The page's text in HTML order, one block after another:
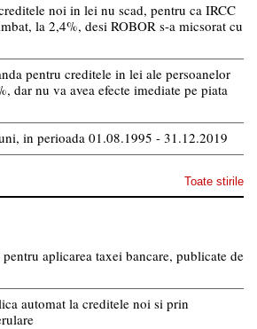
noi in lei nu scad, pentru ca IRCC
la 2,4%, desi ROBOR s-a micsorat cu
pentru creditele in lei ale persoanelor
dar nu va avea efecte imediate pe piata
in perioada 01.08.1995 - 31.12.2019
Toate stirile
aplicarea taxei bancare, publicate de
automat la creditele noi si prin